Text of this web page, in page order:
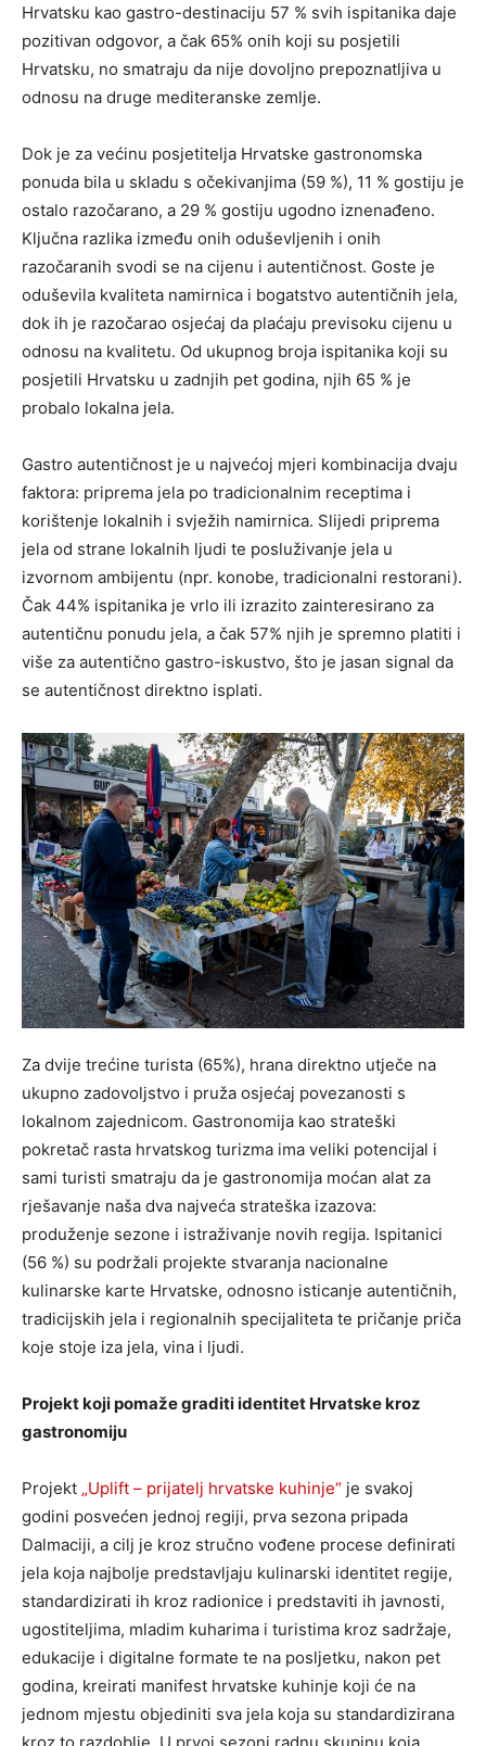
Hrvatsku kao gastro-destinaciju 57 % svih ispitanika daje
pozitivan odgovor, a čak 65% onih koji su posjetili
Hrvatsku, no smatraju da nije dovoljno prepoznatljiva u
odnosu na druge mediteranske zemlje.
Dok je za većinu posjetitelja Hrvatske gastronomska
ponuda bila u skladu s očekivanjima (59 %), 11 % gostiju je
ostalo razočarano, a 29 % gostiju ugodno iznenađeno.
Ključna razlika između onih oduševljenih i onih
razočaranih svodi se na cijenu i autentičnost. Goste je
oduševila kvaliteta namirnica i bogatstvo autentičnih jela,
dok ih je razočarao osjećaj da plaćaju previsoku cijenu u
odnosu na kvalitetu. Od ukupnog broja ispitanika koji su
posjetili Hrvatsku u zadnjih pet godina, njih 65 % je
probalo lokalna jela.
Gastro autentičnost je u najvećoj mjeri kombinacija dvaju
faktora: priprema jela po tradicionalnim receptima i
korištenje lokalnih i svježih namirnica. Slijedi priprema
jela od strane lokalnih ljudi te posluživanje jela u
izvornom ambijentu (npr. konobe, tradicionalni restorani).
Čak 44% ispitanika je vrlo ili izrazito zainteresirano za
autentičnu ponudu jela, a čak 57% njih je spremno platiti i
više za autentično gastro-iskustvo, što je jasan signal da
se autentičnost direktno isplati.
Za dvije trećine turista (65%), hrana direktno utječe na
ukupno zadovoljstvo i pruža osjećaj povezanosti s
lokalnom zajednicom. Gastronomija kao strateški
pokretač rasta hrvatskog turizma ima veliki potencijal i
sami turisti smatraju da je gastronomija moćan alat za
rješavanje naša dva najveća strateška izazova:
produženje sezone i istraživanje novih regija. Ispitanici
(56 %) su podržali projekte stvaranja nacionalne
kulinarske karte Hrvatske, odnosno isticanje autentičnih,
tradicijskih jela i regionalnih specijaliteta te pričanje priča
koje stoje iza jela, vina i ljudi.
Projekt koji pomaže graditi identitet Hrvatske kroz
gastronomiju
Projekt „Uplift – prijatelj hrvatske kuhinje“ je svakoj
godini posvećen jednoj regiji, prva sezona pripada
Dalmaciji, a cilj je kroz stručno vođene procese definirati
jela koja najbolje predstavljaju kulinarski identitet regije,
standardizirati ih kroz radionice i predstaviti ih javnosti,
ugostiteljima, mladim kuharima i turistima kroz sadržaje,
edukacije i digitalne formate te na posljetku, nakon pet
godina, kreirati manifest hrvatske kuhinje koji će na
jednom mjestu objediniti sva jela koja su standardizirana
kroz to razdoblje. U prvoj sezoni radnu skupinu koja